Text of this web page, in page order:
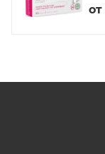
от